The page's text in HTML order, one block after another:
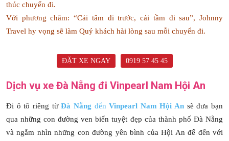
thúc chuyến đi.
Với phương châm: “Cái tâm đi trước, cái tầm đi sau”, Johnny
Travel hy vọng sẽ làm Quý khách hài lòng sau mỗi chuyến đi.
ĐẶT XE NGAY 0919 57 45 45
Dịch vụ xe Đà Nẵng đi Vinpearl Nam Hội An
Đi ô tô riêng từĐà Nẵng đến Vinpearl Nam Hội An sẽ đưa bạn
qua những con đường ven biển tuyệt đẹp của thành phố Đà Nẵng
và ngắm nhìn những con đường yên bình của Hội An để đến với